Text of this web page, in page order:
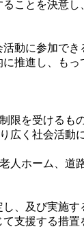
ことを決意し
動に参加で
推進し、も
を受けるもの
く社会活動
ホーム、道
、及び実施す
支援する措置